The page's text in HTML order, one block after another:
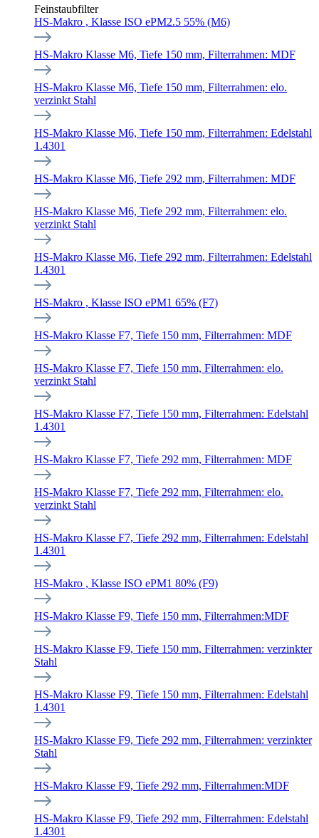
Feinstaubfilter
HS-Makro , Klasse ISO ePM2.5 55% (M6)
HS-Makro Klasse M6, Tiefe 150 mm, Filterrahmen: MDF
HS-Makro Klasse M6, Tiefe 150 mm, Filterrahmen: elo.
verzinkt Stahl
HS-Makro Klasse M6, Tiefe 150 mm, Filterrahmen: Edelstahl
1.4301
HS-Makro Klasse M6, Tiefe 292 mm, Filterrahmen: MDF
HS-Makro Klasse M6, Tiefe 292 mm, Filterrahmen: elo.
verzinkt Stahl
HS-Makro Klasse M6, Tiefe 292 mm, Filterrahmen: Edelstahl
1.4301
HS-Makro , Klasse ISO ePM1 65% (F7)
HS-Makro Klasse F7, Tiefe 150 mm, Filterrahmen: MDF
HS-Makro Klasse F7, Tiefe 150 mm, Filterrahmen: elo.
verzinkt Stahl
HS-Makro Klasse F7, Tiefe 150 mm, Filterrahmen: Edelstahl
1.4301
HS-Makro Klasse F7, Tiefe 292 mm, Filterrahmen: MDF
HS-Makro Klasse F7, Tiefe 292 mm, Filterrahmen: elo.
verzinkt Stahl
HS-Makro Klasse F7, Tiefe 292 mm, Filterrahmen: Edelstahl
1.4301
HS-Makro , Klasse ISO ePM1 80% (F9)
HS-Makro Klasse F9, Tiefe 150 mm, Filterrahmen:MDF
HS-Makro Klasse F9, Tiefe 150 mm, Filterrahmen: verzinkter
Stahl
HS-Makro Klasse F9, Tiefe 150 mm, Filterrahmen: Edelstahl
1.4301
HS-Makro Klasse F9, Tiefe 292 mm, Filterrahmen: verzinkter
Stahl
HS-Makro Klasse F9, Tiefe 292 mm, Filterrahmen:MDF
HS-Makro Klasse F9, Tiefe 292 mm, Filterrahmen: Edelstahl
1.4301